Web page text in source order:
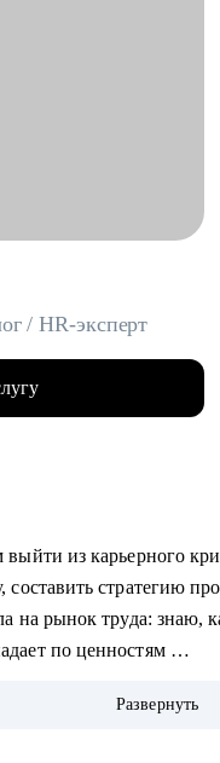
/ HR-эксперт
из карьерного
стратегию
на рынок труда: знаю,
по ценностям
Развернуть